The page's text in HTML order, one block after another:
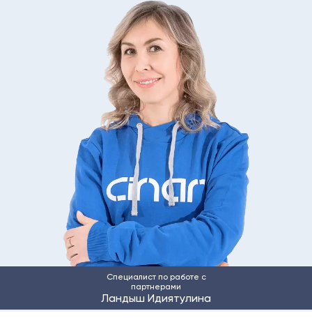
Специалист по работе с
партнерами
Ландыш Идиятулина